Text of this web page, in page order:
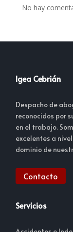
No hay
Igea Cebrián
Despacho de
reconocidos por
en el trabajo.
excelentes a
dominio de
Contacto
Servicios